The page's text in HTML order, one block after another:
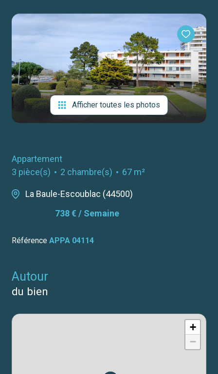
notre
agence
Afficher toutes les photos
Appartement
3 pièce(s)
2 chambre(s) 67 m²
La Baule-Escoublac (44500)
738 € / Semaine
Référence APPA 04114
autour
du bien
+
−